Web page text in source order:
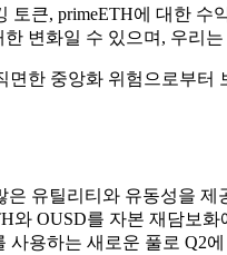
토큰, primeETH에 대한
변화일 수 있으며, 우리
한 중앙화 위험으로부
유틸리티와 유동성을
OUSD를 자본 재담보
용하는 새로운 풀로 Q2